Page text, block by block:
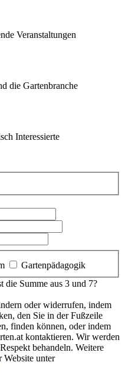
Veranstaltungen
die Gartenbranche
Interessierte
Gartenpädagogik
die Summe aus 3 und 7?
oder widerrufen, indem
den Sie in der Fußzeile
finden können, oder indem
kontaktieren. Wir werden
behandeln. Weitere
Website unter